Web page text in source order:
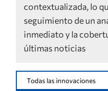
contextualizada, lo
seguimiento de un
inmediato y la
últimas noticias